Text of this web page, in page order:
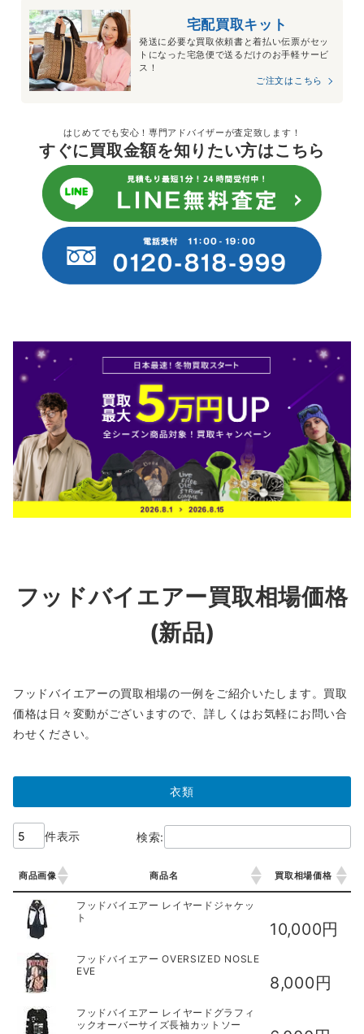
宅配買取キット
発送に必要な買取依頼書と着払い伝票がセッ
トになった宅急便で送るだけのお手軽サービ
ス！
ご注文はこちら
はじめてでも安心！専門アドバイザーが査定致します！
すぐに買取金額を知りたい方はこちら
フッドバイエアー買取相場価格
(新品)
フッドバイエアーの買取相場の一例をご紹介いたします。買取
価格は日々変動がございますので、詳しくはお気軽にお問い合
わせください。
衣類
件表示 検索:
商品画像 商品名 買取相場価格
商品画像 商品名
フッドバイエアー レイヤードジャケッ
ト
10,000円
フッドバイエアー OVERSIZED NOSLE
EVE
8,000円
フッドバイエアー レイヤードグラフィ
ックオーバーサイズ長袖カットソー